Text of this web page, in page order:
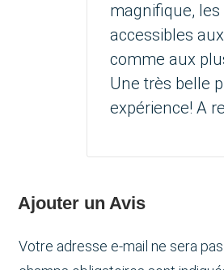
magnifique,
accessibles
comme aux
Une très belle
expérience! A
Ajouter un Avis
Votre adresse e-mail ne sera pas